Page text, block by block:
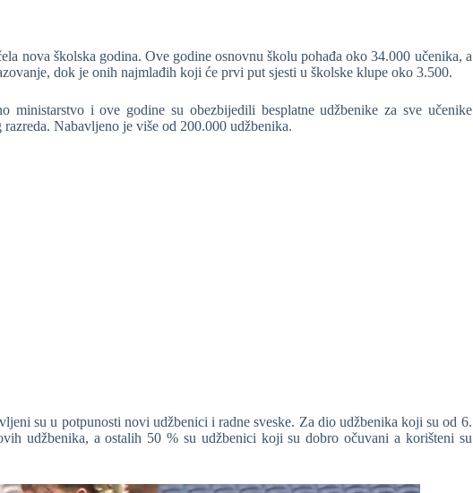
nova školska godina. Ove godine osnovnu školu pohađa oko 34.000 učenika, a
dok je onih najmlađih koji će prvi put sjesti u školske klupe oko 3.500.
ministarstvo i ove godine su obezbijedili besplatne udžbenike za sve učenike
Nabavljeno je više od 200.000 udžbenika.
su u potpunosti novi udžbenici i radne sveske. Za dio udžbenika koji su od 6.
udžbenika, a ostalih 50 % su udžbenici koji su dobro očuvani a korišteni su
❆